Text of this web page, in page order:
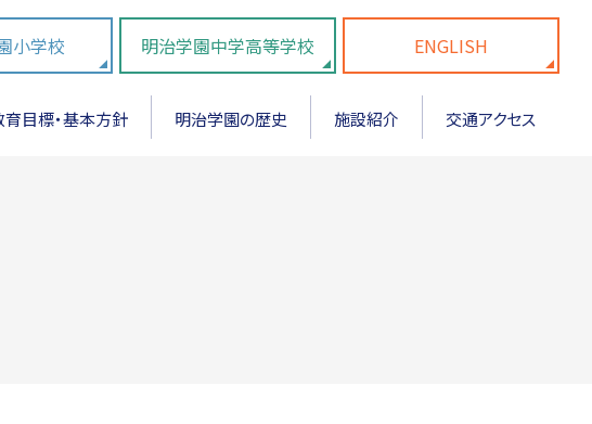
小学校 明治学園中学高等学校 ENGLISH
育目標・基本方針 明治学園の歴史 施設紹介 交通アクセス